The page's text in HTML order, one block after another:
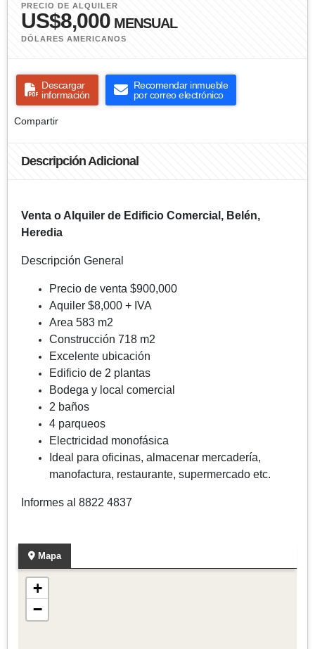
PRECIO DE ALQUILER
US$8,000 MENSUAL
DÓLARES AMERICANOS
Descargar
información
Recomendar inmueble
por correo electrónico
Compartir
Descripción Adicional
Venta o Alquiler de Edificio Comercial, Belén,
Heredia
Descripción General
Precio de venta $900,000
Aquiler $8,000 + IVA
Area 583 m2
Construcción 718 m2
Excelente ubicación
Edificio de 2 plantas
Bodega y local comercial
2 baños
4 parqueos
Electricidad monofásica
Ideal para oficinas, almacenar mercadería,
manofactura, restaurante, supermercado etc.
Informes al 8822 4837
Mapa
+
−